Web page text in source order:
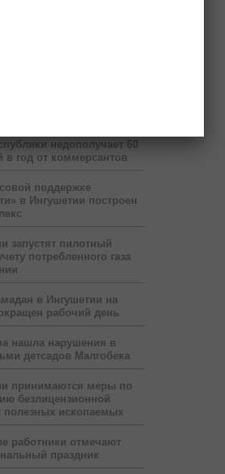
недополучает 60
в год от коммерсантов
поддержке
в Ингушетии построен
запустят пилотный
потребленного газа
в Ингушетии на
рабочий день
нашла нарушения в
детсадов Малгобека
принимаются меры по
безлицензионной
полезных ископаемых
работники отмечают
праздник